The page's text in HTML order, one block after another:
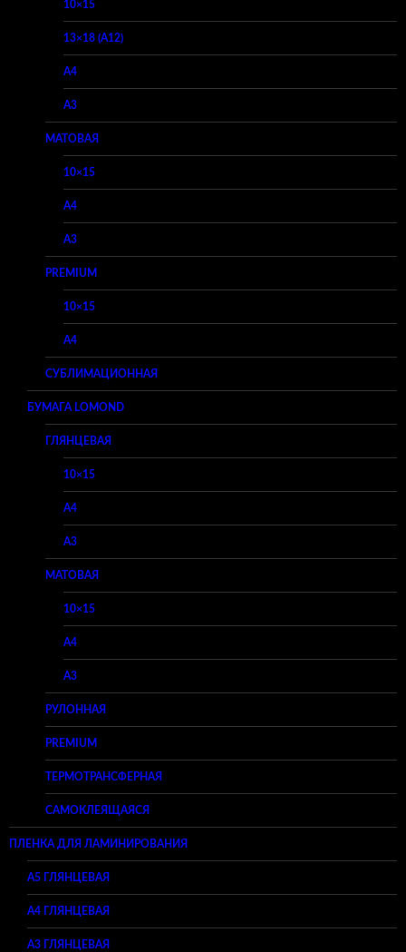
10×15
13×18 (A12)
A4
A3
МАТОВАЯ
10×15
A4
A3
PREMIUM
10×15
A4
СУБЛИМАЦИОННАЯ
БУМАГА LOMOND
ГЛЯНЦЕВАЯ
10×15
A4
A3
МАТОВАЯ
10×15
A4
A3
РУЛОННАЯ
PREMIUM
ТЕРМОТРАНСФЕРНАЯ
САМОКЛЕЯЩАЯСЯ
ПЛЕНКА ДЛЯ ЛАМИНИРОВАНИЯ
A5 ГЛЯНЦЕВАЯ
А4 ГЛЯНЦЕВАЯ
A3 ГЛЯНЦЕВАЯ